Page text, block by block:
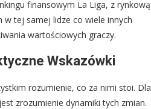
finansowym La Liga, z rynkową
tej samej lidze co wiele innych
wartościowych graczy.
Wskazówki
rozumienie, co za nimi stoi. Dla
zrozumienie dynamiki tych zmian.